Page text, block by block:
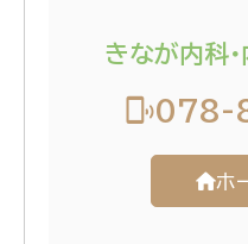
きなが内科
078-
ホ